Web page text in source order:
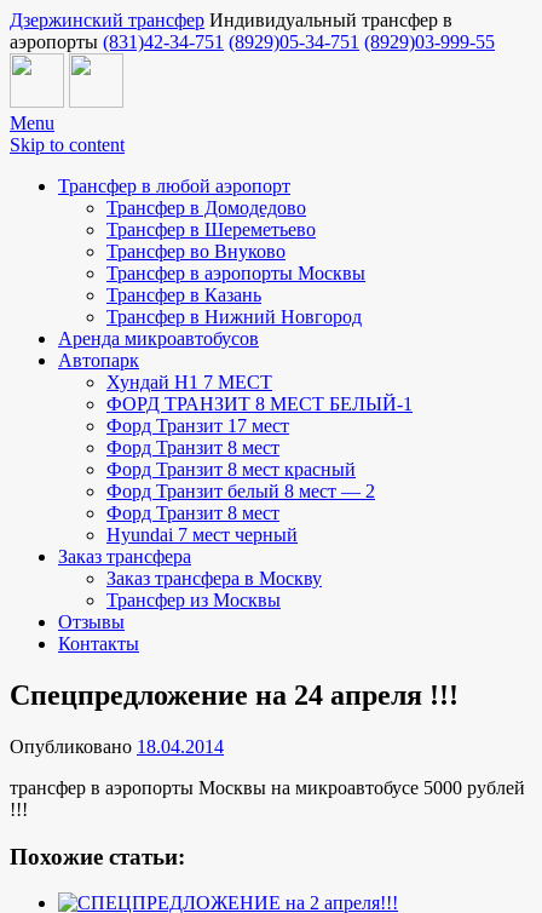
Дзержинcкий трансфер Индивидуальный трансфер в
аэропорты (831)42-34-751 (8929)05-34-751 (8929)03-999-55
Menu
Skip to content
Трансфер в любой аэропорт
Трансфер в Домодедово
Трансфер в Шереметьево
Трансфер во Внуково
Трансфер в аэропорты Москвы
Трансфер в Казань
Трансфер в Нижний Новгород
Аренда микроавтобусов
Автопарк
Хундай H1 7 МЕСТ
ФОРД ТРАНЗИТ 8 МЕСТ БЕЛЫЙ-1
Форд Транзит 17 мест
Форд Транзит 8 мест
Форд Транзит 8 мест красный
Форд Транзит белый 8 мест — 2
Форд Транзит 8 мест
Hyundai 7 мест черный
Заказ трансфера
Заказ трансфера в Москву
Трансфер из Москвы
Отзывы
Контакты
Спецпредложение на 24 апреля !!!
Опубликовано 18.04.2014
трансфер в аэропорты Москвы на микроавтобусе 5000 рублей
!!!
Похожие статьи: